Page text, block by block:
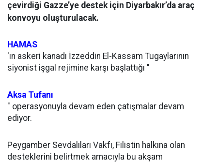
çevirdiği Gazze’ye destek için Diyarbakır’da araç
konvoyu oluşturulacak.
HAMAS
'ın askeri kanadı İzzeddin El-Kassam Tugaylarının
siyonist işgal rejimine karşı başlattığı "
Aksa Tufanı
" operasyonuyla devam eden çatışmalar devam
ediyor.
Peygamber Sevdalıları Vakfı, Filistin halkına olan
desteklerini belirtmek amacıyla bu akşam